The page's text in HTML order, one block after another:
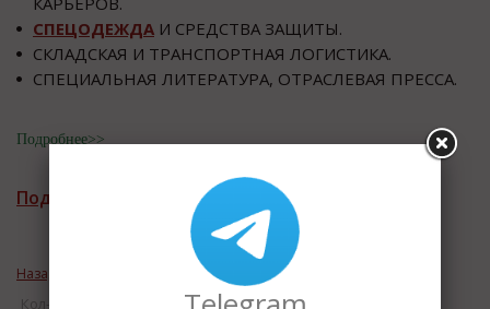
СПЕЦОДЕЖДА И СРЕДСТВА ЗАЩИТЫ.
СКЛАДСКАЯ И ТРАНСПОРТНАЯ ЛОГИСТИКА.
СПЕЦИАЛЬНАЯ ЛИТЕРАТУРА, ОТРАСЛЕВАЯ ПРЕССА.
Подробнее>>
Подписаться на рассылку новостей
Назад к рубрике «Пресс релизы выставок, форумов»
Кол-во просмотров: 10461